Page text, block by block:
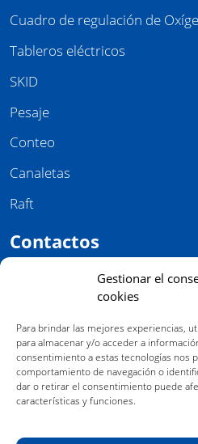
Gestionar el
cookies
Para brindar las mejores experiencias,
para almacenar y/o acceder a
consentimiento a estas tecnologías nos
comportamiento de navegación o
dar o retirar el consentimiento puede
características y funciones.
Cuadro de regulación de
Tableros eléctricos
SKID
Pesaje
Conteo
Canaletas
Raft
Contactos
16 rue Edouard Branly
29600 Saint Martin des Champs
+33 (0)2 22 54 51 21